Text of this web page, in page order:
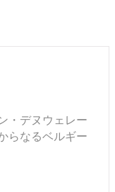
・デヌウェレー
らなるベルギー